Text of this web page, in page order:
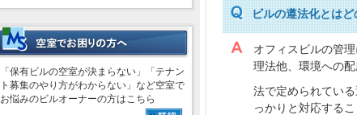
ビルの遵法化とは
オフィスビルの管
理法他、環境への
法で定められてい
っかりと対応する
「保有ビルの空室が決まらない」「テナン
ト募集のやり方がわからない」など空室で
お悩みのビルオーナーの方はこちら